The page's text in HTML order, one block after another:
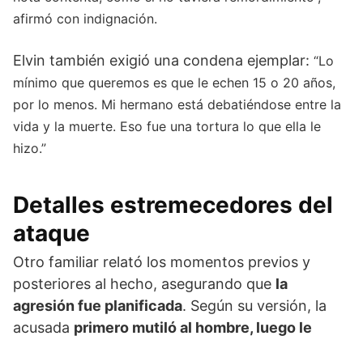
afirmó con indignación.
Elvin también exigió una condena ejemplar: “Lo
mínimo que queremos es que le echen 15 o 20 años,
por lo menos. Mi hermano está debatiéndose entre la
vida y la muerte. Eso fue una tortura lo que ella le
hizo.”
Detalles estremecedores del
ataque
Otro familiar relató los momentos previos y
posteriores al hecho, asegurando que la
agresión fue planificada. Según su versión, la
acusada primero mutiló al hombre, luego le